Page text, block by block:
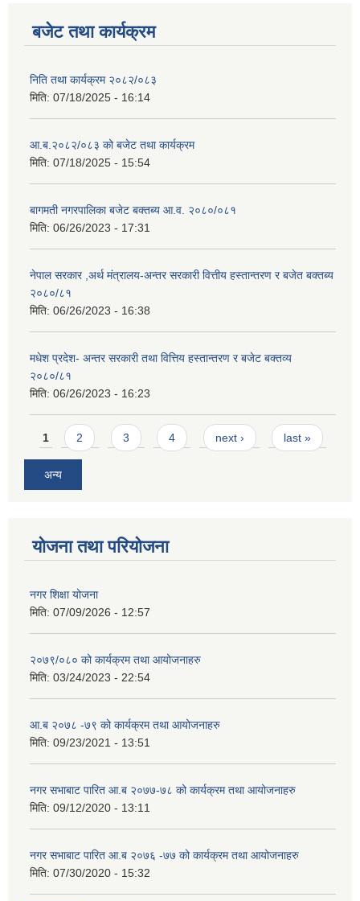
बजेट तथा कार्यक्रम
निति तथा कार्यक्रम २०८२/०८३
मिति: 07/18/2025 - 16:14
आ.ब.२०८२/०८३ को बजेट तथा कार्यक्रम
मिति: 07/18/2025 - 15:54
बागमती नगरपालिका बजेट बक्तब्य आ.व. २०८०/०८१
मिति: 06/26/2023 - 17:31
नेपाल सरकार ,अर्थ मंत्रालय-अन्तर सरकारी वित्तीय हस्तान्तरण र बजेत बक्तब्य
२०८०/८१
मिति: 06/26/2023 - 16:38
मधेश प्रदेश- अन्तर सरकारी तथा वित्तिय हस्तान्तरण र बजेट बक्तव्य
२०८०/८१
मिति: 06/26/2023 - 16:23
Pages
1 2 3 4 next › last »
अन्य
योजना तथा परियोजना
नगर शिक्षा योजना
मिति: 07/09/2026 - 12:57
२०७९/०८० को कार्यक्रम तथा आयोजनाहरु
मिति: 03/24/2023 - 22:54
आ.ब २०७८ -७९ को कार्यक्रम तथा आयोजनाहरु
मिति: 09/23/2021 - 13:51
नगर सभाबाट पारित आ.ब २०७७-७८ को कार्यक्रम तथा आयोजनाहरु
मिति: 09/12/2020 - 13:11
नगर सभाबाट पारित आ.ब २०७६ -७७ को कार्यक्रम तथा आयोजनाहरु
मिति: 07/30/2020 - 15:32